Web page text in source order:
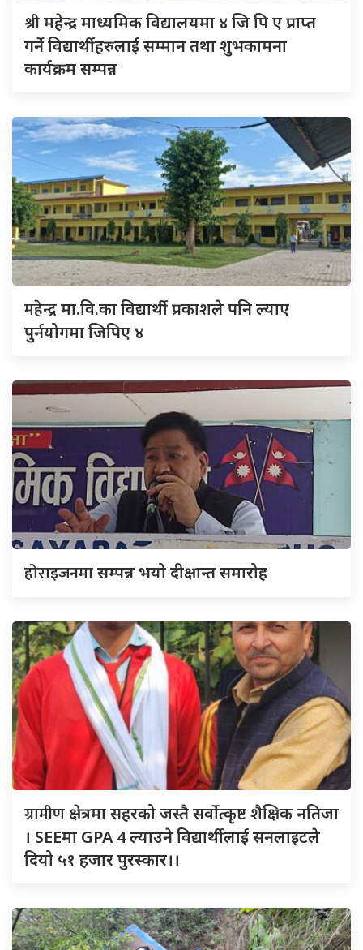
श्रीमहेन्द्र माध्यमिक विद्यालयमा ४ जि पि ए प्राप्त
गर्ने विद्यार्थीहरुलाई सम्मान तथा शुभकामना
कार्यक्रम सम्पन्न
महेन्द्रमा.वि.का विद्यार्थी प्रकाशले पनि ल्याए
पुर्नयोगमा जिपिए ४
होराइजनमासम्पन्न भयो दीक्षान्त समारोह
ग्रामीण क्षेत्रमा सहरको जस्तै सर्वोत्कृष्ट शैक्षिक नतिजा
। SEEमा GPA 4 ल्याउने विद्यार्थीलाई सनलाइटले
दियो ५१ हजार पुरस्कार।।